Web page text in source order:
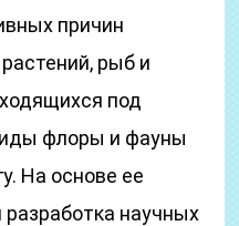
причин
рыб и
под
флоры и фауны
На основе ее
научных